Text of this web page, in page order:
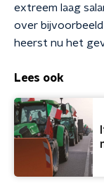
extreem laag
over
heerst nu het
Lees ook